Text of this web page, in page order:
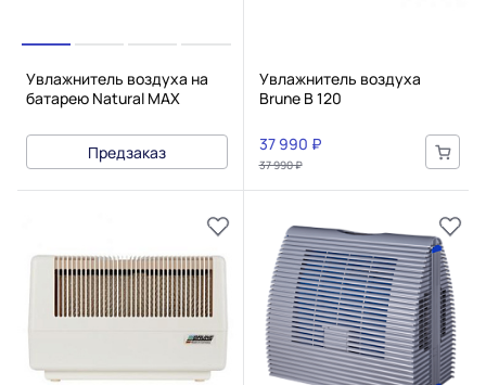
Увлажнитель воздуха на
батарею Natural MAX
Предзаказ
Увлажнитель воздуха
Brune B 120
37 990 ₽
37 990 ₽